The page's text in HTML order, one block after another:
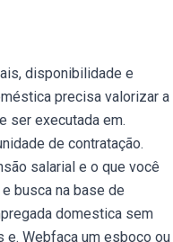
disponibilidade e
precisa valorizar a
ser executada em.
de contratação.
salarial e o que você
busca na base de
domestica sem
e. Webfaça um esboço ou